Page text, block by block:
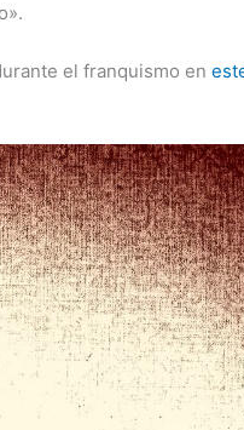
el franquismo en